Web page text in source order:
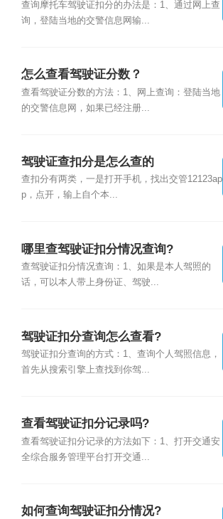
查询摩托车驾驶证扣分的办法是：1、通过网上查
询，登陆当地的交警信息网输...
怎么查看驾驶证分数？
查看驾驶证分数的方法：1、网上查询：登陆当地
的交警信息网，如果已经注册...
驾驶证查扣分是怎么查的
查扣分有两类，一是打开手机，找出交管12123ap
p，点开，输上自个本...
哪里查驾驶证扣分情况查询?
查驾驶证扣分情况查询：1、如果是本人驾照的
话，可以本人带上身份证、驾驶...
驾驶证扣分查询怎么查看?
驾驶证扣分查询的方式：1、查询个人驾照信息，
首先从搜索引擎上查找到你驾...
查看驾驶证扣分记录吗?
查看驾驶证扣分记录的方法如下：1、打开交通安
全综合服务管理平台打开交通...
如何查询驾驶证扣分情况?